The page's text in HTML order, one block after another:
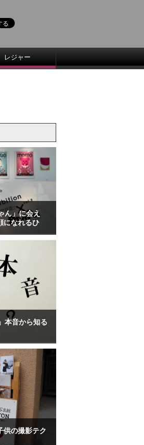
レジャー
ん」に会え
になれるひ
本音から知る
供の撮影テク